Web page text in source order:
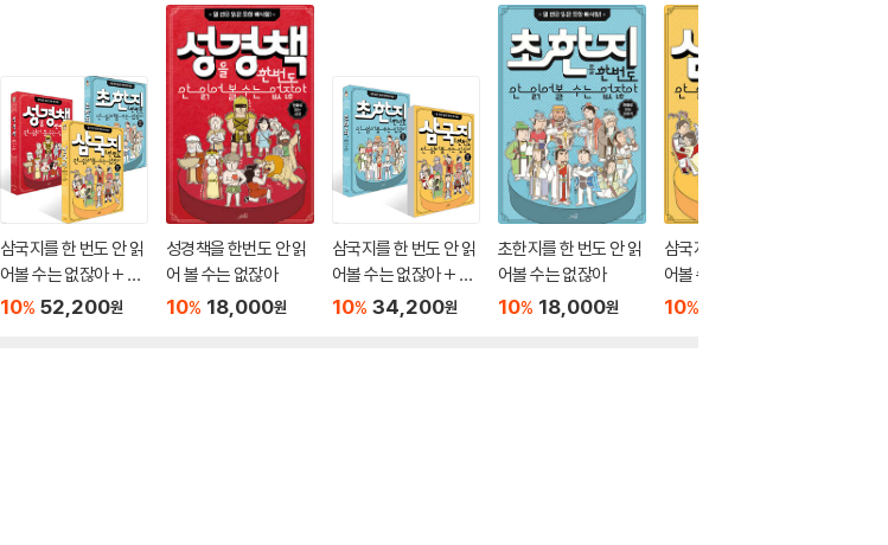
삼국지를 한 번도 안 읽
어볼 수는 없잖아 + 초
한지를 한 번도 안 읽어
10% 52,200원
성경책을 한번도 안 읽
어 볼 수는 없잖아
10% 18,000원
삼국지를 한 번도 안 읽
어볼 수는 없잖아 + 초
한지를 한 번도 안 읽어
10% 34,200원
초한지를 한 번도 안 읽
어볼 수는 없잖아
10% 18,000원
삼국지를 한 번도 안 읽
어볼 수는 없잖아
10%